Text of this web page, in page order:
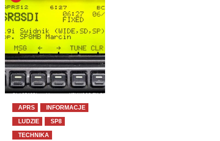
APRS
INFORMACJE
LUDZIE
SP8
TECHNIKA